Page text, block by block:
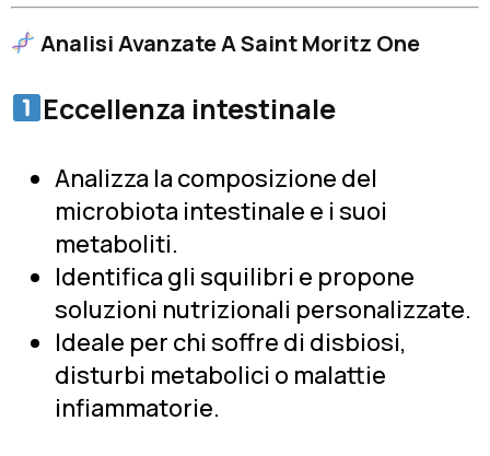
Analisi Avanzate A Saint Moritz One
Eccellenza intestinale
Analizza la composizione del
microbiota intestinale e i suoi
metaboliti.
Identifica gli squilibri e propone
soluzioni nutrizionali personalizzate.
Ideale per chi soffre di disbiosi,
disturbi metabolici o malattie
infiammatorie.